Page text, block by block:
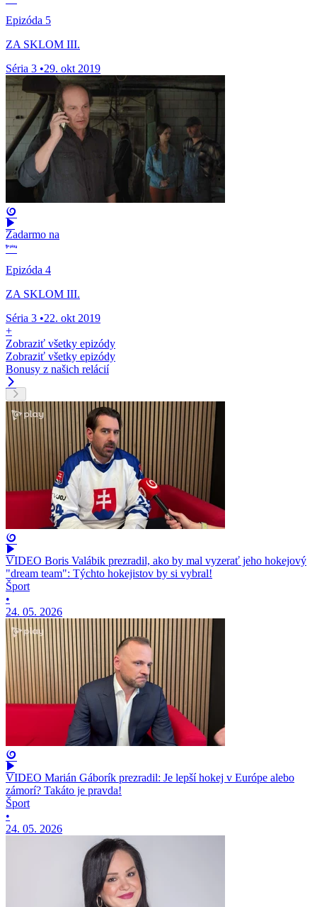
Epizóda 5
ZA SKLOM III.
Séria 3 •29. okt 2019
Zadarmo na
Epizóda 4
ZA SKLOM III.
Séria 3 •22. okt 2019
+
Zobraziť všetky epizódy
Zobraziť všetky epizódy
Bonusy z našich relácií
VIDEO Boris Valábik prezradil, ako by mal vyzerať jeho hokejový
"dream team": Týchto hokejistov by si vybral!
Šport
•
24. 05. 2026
VIDEO Marián Gáborík prezradil: Je lepší hokej v Európe alebo
zámorí? Takáto je pravda!
Šport
•
24. 05. 2026